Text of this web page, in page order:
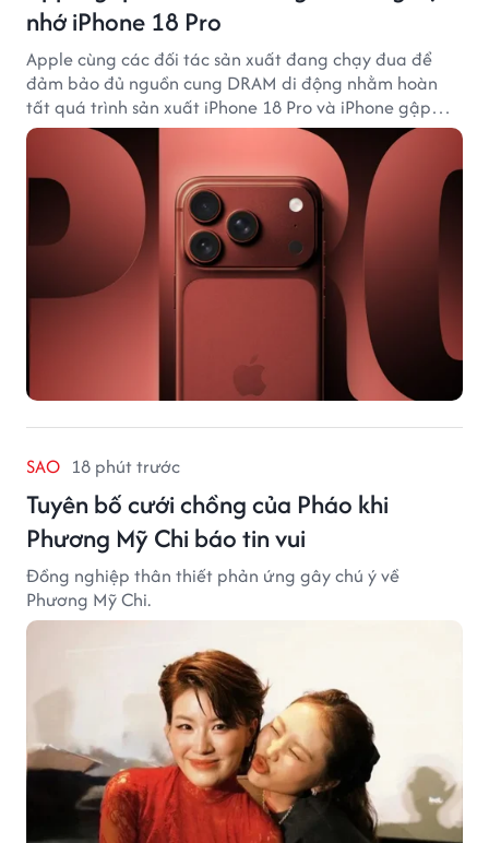
nhớ iPhone 18 Pro
Apple cùng các đối tác sản xuất đang chạy đua để
đảm bảo đủ nguồn cung DRAM di động nhằm hoàn
tất quá trình sản xuất iPhone 18 Pro và iPhone gập
đầu tiên.
SAO 18 phút trước
Tuyên bố cưới chồng của Pháo khi
Phương Mỹ Chi báo tin vui
Đồng nghiệp thân thiết phản ứng gây chú ý về
Phương Mỹ Chi.